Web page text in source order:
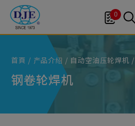
0
首頁 产品介绍 自动空油压轮焊机
钢卷轮焊机
Cookie管理面板